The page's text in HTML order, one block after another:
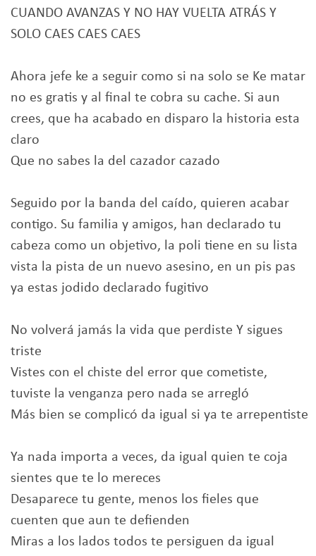
CUANDO AVANZAS Y NO HAY VUELTA ATRÁS Y
SOLO CAES CAES CAES
Ahora jefe ke a seguir como si na solo se Ke matar
no es gratis y al final te cobra su cache. Si aun
crees, que ha acabado en disparo la historia esta
claro
Que no sabes la del cazador cazado
Seguido por la banda del caído, quieren acabar
contigo. Su familia y amigos, han declarado tu
cabeza como un objetivo, la poli tiene en su lista
vista la pista de un nuevo asesino, en un pis pas
ya estas jodido declarado fugitivo
No volverá jamás la vida que perdiste Y sigues
triste
Vistes con el chiste del error que cometiste,
tuviste la venganza pero nada se arregló
Más bien se complicó da igual si ya te arrepentiste
Ya nada importa a veces, da igual quien te coja
sientes que te lo mereces
Desaparece tu gente, menos los fieles que
cuenten que aun te defienden
Miras a los lados todos te persiguen da igual